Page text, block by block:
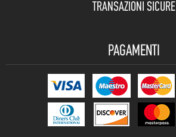
TRANSAZIONI SICURE
PAGAMENTI